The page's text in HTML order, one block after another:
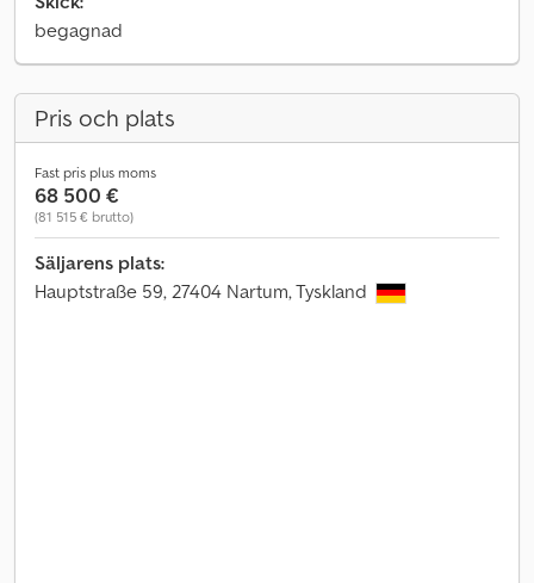
begagnad
Pris och plats
Fast pris plus moms
68 500 €
(81 515 € brutto)
Säljarens plats:
Hauptstraße 59, 27404 Nartum, Tyskland